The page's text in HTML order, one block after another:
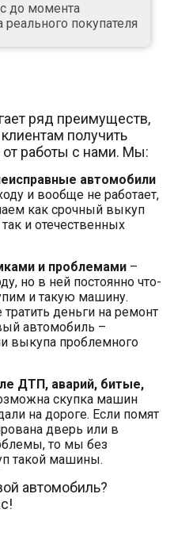
до момента
покупателя
ряд преимуществ,
получить
работы с нами. Мы:
автомобили
и вообще не работает,
как срочный выкуп
и отечественных
и проблемами –
но в ней постоянно что-
и такую машину.
деньги на ремонт
автомобиль –
выкупа проблемного
ДТП, аварий, битые,
скупка машин
на дороге. Если помят
дверь или в
то мы без
такой машины.
автомобиль?